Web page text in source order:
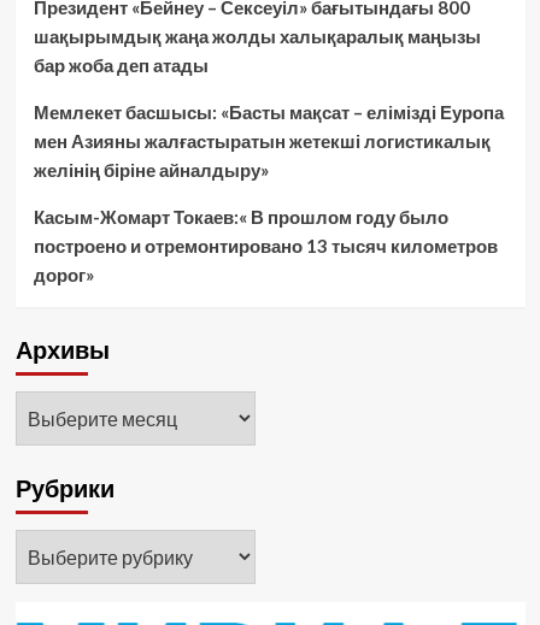
Президент «Бейнеу – Сексеуіл» бағытындағы 800
шақырымдық жаңа жолды халықаралық маңызы
бар жоба деп атады
Мемлекет басшысы: «Басты мақсат – елімізді Еуропа
мен Азияны жалғастыратын жетекші логистикалық
желінің біріне айналдыру»
Касым-Жомарт Токаев:« В прошлом году было
построено и отремонтировано 13 тысяч километров
дорог»
Архивы
Рубрики